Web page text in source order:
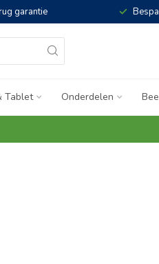
garantie
Tablet Onderdelen